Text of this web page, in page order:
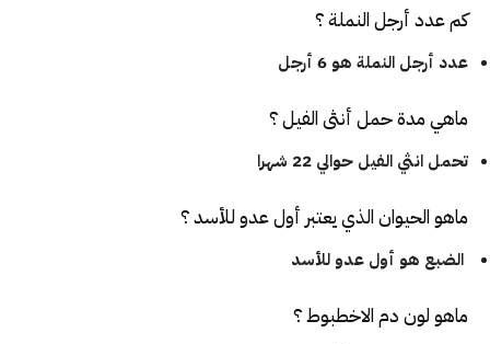
كم عدد أرجل النملة؟
عدد أرجل النملة هو 6 أرجل
ماهي مدة حمل أنثى الفيل؟
تحمل انثي الفيل حوالي 22 شهرا
ماهو الحيوان الذي يعتبر أول عدو للأسد؟
الضبع هو أول عدو للأسد
ماهو لون دم الاخطبوط ؟